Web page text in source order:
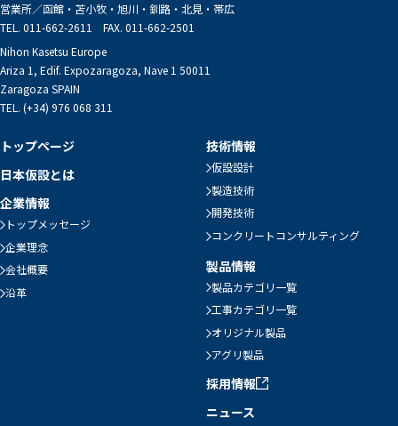
営業所／函館・苫小牧・旭川・釧路・北見・帯広
TEL. 011-662-2611 FAX. 011-662-2501
Nihon Kasetsu Europe
Ariza 1, Edif. Expozaragoza, Nave 1 50011
Zaragoza SPAIN
TEL. (+34) 976 068 311
トップページ
日本仮設とは
企業情報
トップメッセージ
企業理念
会社概要
沿革
技術情報
仮設設計
製造技術
開発技術
コンクリートコンサルティング
製品情報
製品カテゴリ一覧
工事カテゴリ一覧
オリジナル製品
アグリ製品
採用情報
ニュース